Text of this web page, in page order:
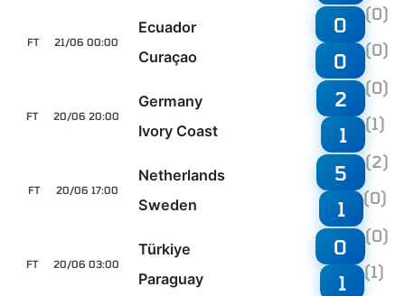
21/06 00:00
FT
Ecuador
Curaçao
0 (0)
0 (0)
20/06 20:00
FT
Germany
Ivory Coast
2 (0)
1 (1)
20/06 17:00
FT
Netherlands
Sweden
5 (2)
1 (0)
20/06 03:00
FT
Türkiye
Paraguay
0 (0)
1 (1)